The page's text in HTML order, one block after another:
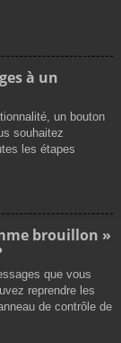
à un
un bouton
souhaitez
les étapes
brouillon »
que vous
reprendre les
de contrôle de